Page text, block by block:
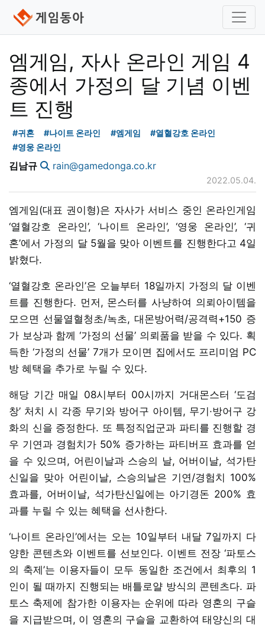
엠게임, 자사 온라인 게임 4
종에서 가정의 달 기념 이벤
트 진행
#귀혼 #나이트 온라인 #엠게임
#열혈강호 온라인
#영웅 온라인
김남규 rain@gamedonga.co.kr
2022.05.04.
엠게임(대표 권이형)은 자사가 서비스 중인 온라인게임
‘열혈강호 온라인’, ‘나이트 온라인’, ‘영웅 온라인’, ‘귀
혼’에서 가정의 달 5월을 맞아 이벤트를 진행한다고 4일
밝혔다.
‘열혈강호 온라인’은 오늘부터 18일까지 가정의 달 이벤
트를 진행한다. 먼저, 몬스터를 사냥하여 의뢰아이템을
모으면 선물열혈청초/녹초, 대몬방어력/공격력+150 증
가 보상과 함께 ‘가정의 선물’ 의뢰품을 받을 수 있다. 획
득한 ‘가정의 선물’ 7개가 모이면 집에서도 프리미엄 PC
방 혜택을 추가로 누릴 수 있다.
해당 기간 매일 08시부터 00시까지 거대몬스터 ‘도검
창’ 처치 시 각종 무기와 방어구 아이템, 무기·방어구 강
화의 신을 증정한다. 또 특정직업군과 파티를 진행할 경
우 기연과 경험치가 50% 증가하는 파티버프 효과를 얻
을 수 있으며, 어린이날과 스승의 날, 어버이날, 석가탄
신일을 맞아 어린이날, 스승의날은 기연/경험치 100%
효과를, 어버이날, 석가탄신일에는 아기경돈 200% 효
과를 누릴 수 있는 혜택을 선사한다.
‘나이트 온라인’에서는 오는 10일부터 내달 7일까지 다
양한 콘텐츠와 이벤트를 선보인다. 이벤트 전장 ‘파토스
의 축제’는 이용자들이 모두 동일한 조건에서 최후의 1
인이 될 때까지 진행되는 배틀로얄 방식의 콘텐츠다. 파
토스 축제에 참가한 이용자는 순위에 따라 영혼의 구슬
을 지급받으며, 이 영혼의 구슬을 교환하여 태양신의 대